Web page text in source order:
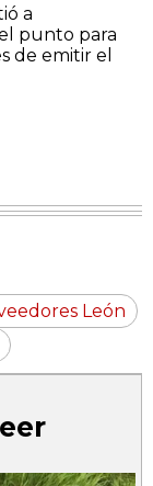
a
punto para
de emitir el
León